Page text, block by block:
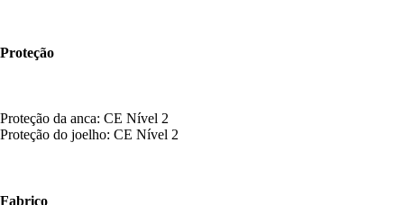
Proteção
Proteção da anca: CE Nível 2
Proteção do joelho: CE Nível 2
Fabrico